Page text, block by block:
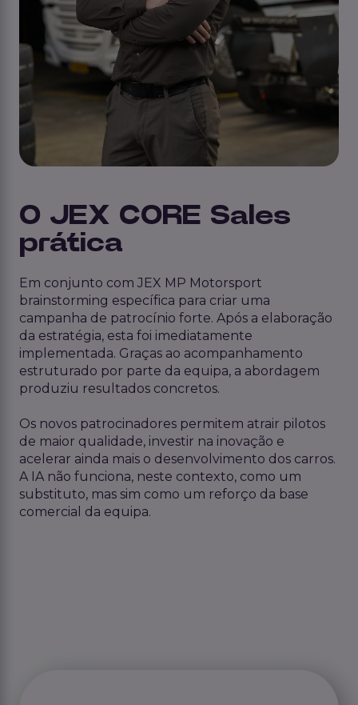
O JEX CORE Sales
prática
Em conjunto com JEX MP Motorsport
brainstorming específica para criar uma
campanha de patrocínio forte. Após a elaboração
da estratégia, esta foi imediatamente
implementada. Graças ao acompanhamento
estruturado por parte da equipa, a abordagem
produziu resultados concretos.
Os novos patrocinadores permitem atrair pilotos
de maior qualidade, investir na inovação e
acelerar ainda mais o desenvolvimento dos carros.
A IA não funciona, neste contexto, como um
substituto, mas sim como um reforço da base
comercial da equipa.